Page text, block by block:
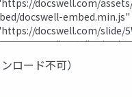
ンロード不可）